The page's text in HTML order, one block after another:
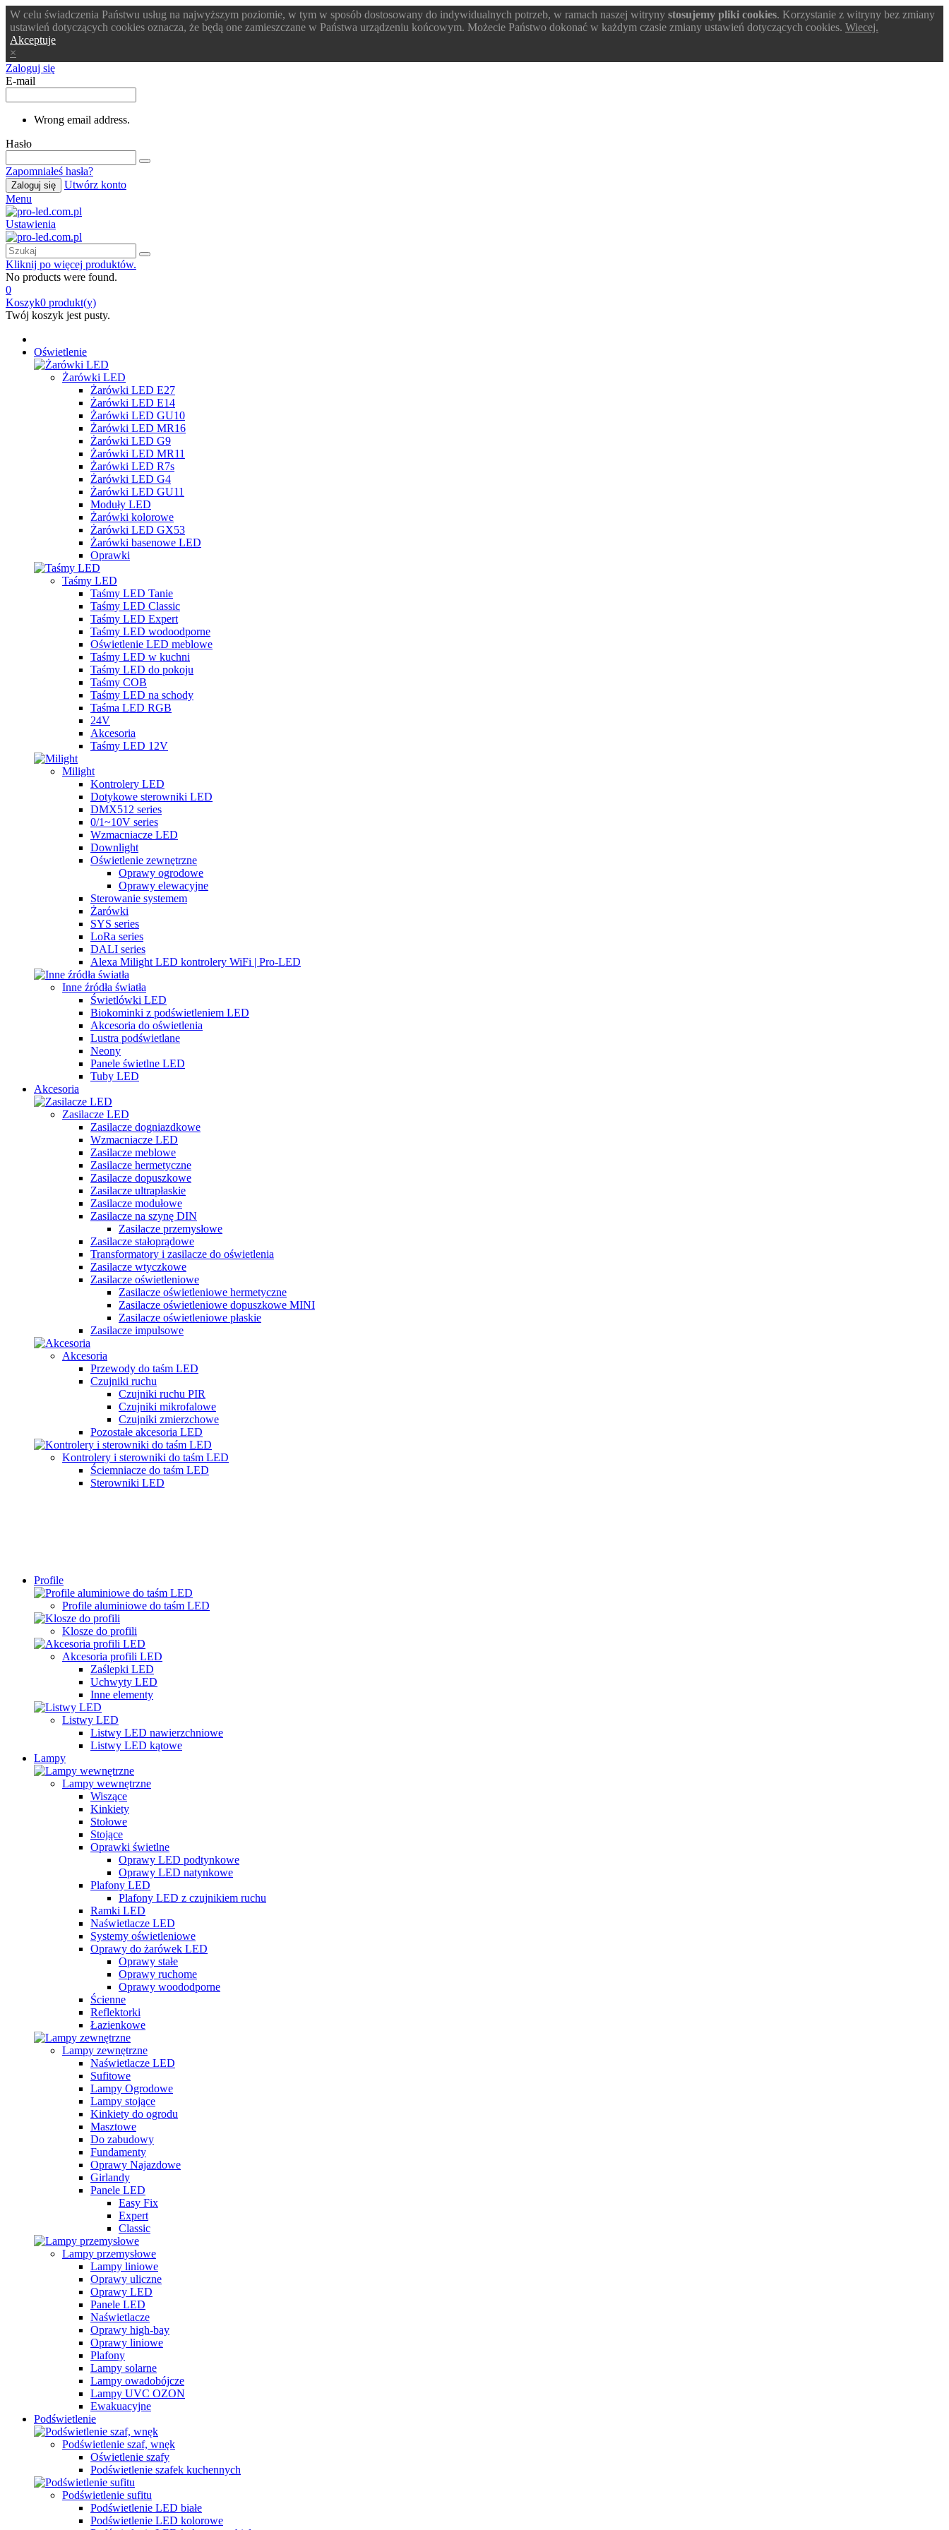
W celu świadczenia Państwu usług na najwyższym poziomie, w tym w sposób dostosowany do indywidualnych potrzeb, w ramach naszej witryny stosujemy pliki cookies. Korzystanie z witryny bez zmiany
ustawień dotyczących cookies oznacza, że będą one zamieszczane w Państwa urządzeniu końcowym. Możecie Państwo dokonać w każdym czasie zmiany ustawień dotyczących cookies. Wiecej.
Akceptuje
×
Zaloguj się
E-mail
Wrong email address.
Hasło
Zapomniałeś hasła?
Zaloguj się
Utwórz konto
Menu
Ustawienia
Kliknij po więcej produktów.
No products were found.
0
Koszyk0 produkt(y)
Twój koszyk jest pusty.
Oświetlenie
Żarówki LED
Żarówki LED E27
Żarówki LED E14
Żarówki LED GU10
Żarówki LED MR16
Żarówki LED G9
Żarówki LED MR11
Żarówki LED R7s
Żarówki LED G4
Żarówki LED GU11
Moduły LED
Żarówki kolorowe
Żarówki LED GX53
Żarówki basenowe LED
Oprawki
Taśmy LED
Taśmy LED Tanie
Taśmy LED Classic
Taśmy LED Expert
Taśmy LED wodoodporne
Oświetlenie LED meblowe
Taśmy LED w kuchni
Taśmy LED do pokoju
Taśmy COB
Taśmy LED na schody
Taśma LED RGB
24V
Akcesoria
Taśmy LED 12V
Milight
Kontrolery LED
Dotykowe sterowniki LED
DMX512 series
0/1~10V series
Wzmacniacze LED
Downlight
Oświetlenie zewnętrzne
Oprawy ogrodowe
Oprawy elewacyjne
Sterowanie systemem
Żarówki
SYS series
LoRa series
DALI series
Alexa Milight LED kontrolery WiFi | Pro-LED
Inne źródła światła
Świetlówki LED
Biokominki z podświetleniem LED
Akcesoria do oświetlenia
Lustra podświetlane
Neony
Panele świetlne LED
Tuby LED
Akcesoria
Zasilacze LED
Zasilacze dogniazdkowe
Wzmacniacze LED
Zasilacze meblowe
Zasilacze hermetyczne
Zasilacze dopuszkowe
Zasilacze ultrapłaskie
Zasilacze modułowe
Zasilacze na szynę DIN
Zasilacze przemysłowe
Zasilacze stałoprądowe
Transformatory i zasilacze do oświetlenia
Zasilacze wtyczkowe
Zasilacze oświetleniowe
Zasilacze oświetleniowe hermetyczne
Zasilacze oświetleniowe dopuszkowe MINI
Zasilacze oświetleniowe płaskie
Zasilacze impulsowe
Akcesoria
Przewody do taśm LED
Czujniki ruchu
Czujniki ruchu PIR
Czujniki mikrofalowe
Czujniki zmierzchowe
Pozostałe akcesoria LED
Kontrolery i sterowniki do taśm LED
Ściemniacze do taśm LED
Sterowniki LED
Profile
Profile aluminiowe do taśm LED
Klosze do profili
Akcesoria profili LED
Zaślepki LED
Uchwyty LED
Inne elementy
Listwy LED
Listwy LED nawierzchniowe
Listwy LED kątowe
Lampy
Lampy wewnętrzne
Wiszące
Kinkiety
Stołowe
Stojące
Oprawki świetlne
Oprawy LED podtynkowe
Oprawy LED natynkowe
Plafony LED
Plafony LED z czujnikiem ruchu
Ramki LED
Naświetlacze LED
Systemy oświetleniowe
Oprawy do żarówek LED
Oprawy stałe
Oprawy ruchome
Oprawy woododporne
Ścienne
Reflektorki
Łazienkowe
Lampy zewnętrzne
Naświetlacze LED
Sufitowe
Lampy Ogrodowe
Lampy stojące
Kinkiety do ogrodu
Masztowe
Do zabudowy
Fundamenty
Oprawy Najazdowe
Girlandy
Panele LED
Easy Fix
Expert
Classic
Lampy przemysłowe
Lampy liniowe
Oprawy uliczne
Oprawy LED
Panele LED
Naświetlacze
Oprawy high-bay
Oprawy liniowe
Plafony
Lampy solarne
Lampy owadobójcze
Lampy UVC OZON
Ewakuacyjne
Podświetlenie
Podświetlenie szaf, wnęk
Oświetlenie szafy
Podświetlenie szafek kuchennych
Podświetlenie sufitu
Podświetlenie LED białe
Podświetlenie LED kolorowe